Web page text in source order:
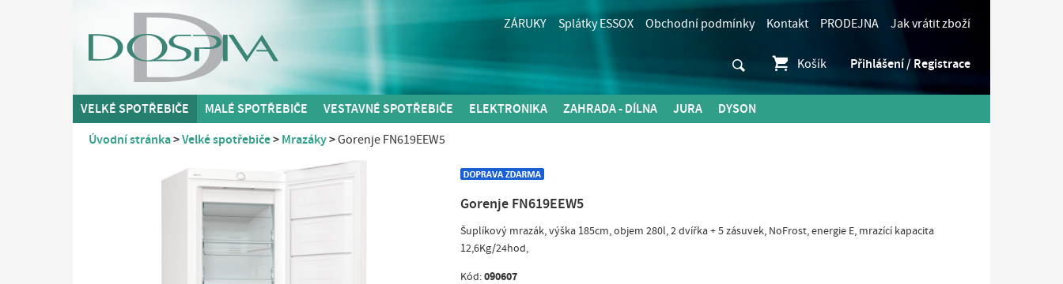
ZÁRUKY Splátky ESSOX Obchodní podmínky Kontakt PRODEJNA Jak vrátit zboží
Košík Přihlášení / Registrace
VELKÉ SPOTŘEBIČE MALÉ SPOTŘEBIČE VESTAVNÉ SPOTŘEBIČE ELEKTRONIKA ZAHRADA - DÍLNA JURA DYSON
Úvodní stránka Velké spotřebiče Mrazáky Gorenje FN619EEW5
Gorenje FN619EEW5
Šuplíkový mrazák, výška 185cm, objem 280l, 2 dvířka + 5 zásuvek, NoFrost, energie E, mrazící kapacita
12,6Kg/24hod,
Kód:090607